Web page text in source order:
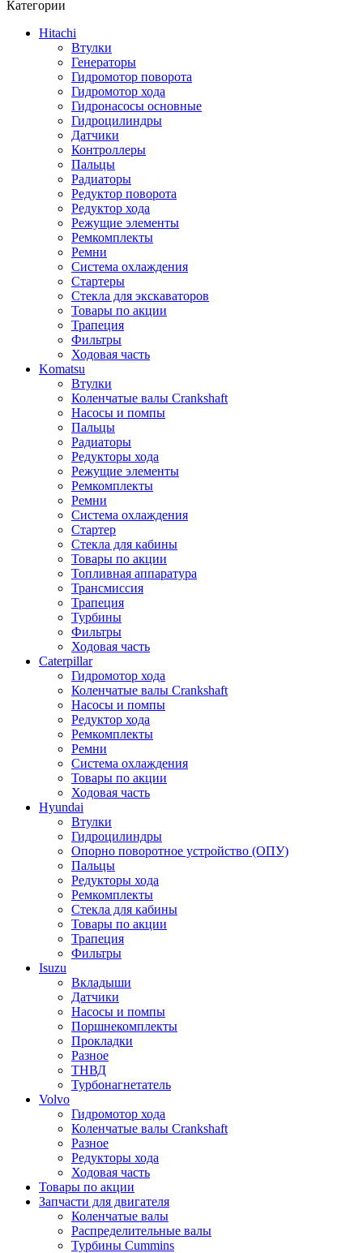
Категории
Hitachi
Втулки
Генераторы
Гидромотор поворота
Гидромотор хода
Гидронасосы основные
Гидроцилиндры
Датчики
Контроллеры
Пальцы
Радиаторы
Редуктор поворота
Редуктор хода
Режущие элементы
Ремкомплекты
Ремни
Система охлаждения
Стартеры
Стекла для экскаваторов
Товары по акции
Трапеция
Фильтры
Ходовая часть
Komatsu
Втулки
Коленчатые валы Crankshaft
Насосы и помпы
Пальцы
Радиаторы
Редукторы хода
Режущие элементы
Ремкомплекты
Ремни
Система охлаждения
Стартер
Стекла для кабины
Товары по акции
Топливная аппаратура
Трансмиссия
Трапеция
Турбины
Фильтры
Ходовая часть
Caterpillar
Гидромотор хода
Коленчатые валы Crankshaft
Насосы и помпы
Редуктор хода
Ремкомплекты
Ремни
Система охлаждения
Товары по акции
Ходовая часть
Hyundai
Втулки
Гидроцилиндры
Опорно поворотное устройство (ОПУ)
Пальцы
Редукторы хода
Ремкомплекты
Стекла для кабины
Товары по акции
Трапеция
Фильтры
Isuzu
Вкладыши
Датчики
Насосы и помпы
Поршнекомплекты
Прокладки
Разное
ТНВД
Турбонагнетатель
Volvo
Гидромотор хода
Коленчатые валы Crankshaft
Разное
Редукторы хода
Ходовая часть
Товары по акции
Запчасти для двигателя
Коленчатые валы
Распределительные валы
Турбины Cummins